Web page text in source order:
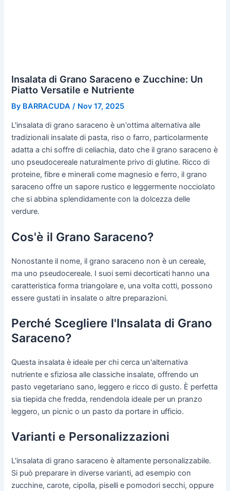
Insalata di Grano Saraceno e Zucchine: Un
Piatto Versatile e Nutriente
By BARRACUDA / Nov 17, 2025
L'insalata di grano saraceno è un'ottima alternativa alle
tradizionali insalate di pasta, riso o farro, particolarmente
adatta a chi soffre di celiachia, dato che il grano saraceno è
uno pseudocereale naturalmente privo di glutine. Ricco di
proteine, fibre e minerali come magnesio e ferro, il grano
saraceno offre un sapore rustico e leggermente nocciolato
che si abbina splendidamente con la dolcezza delle
verdure.
Cos'è il Grano Saraceno?
Nonostante il nome, il grano saraceno non è un cereale,
ma uno pseudocereale. I suoi semi decorticati hanno una
caratteristica forma triangolare e, una volta cotti, possono
essere gustati in insalate o altre preparazioni.
Perché Scegliere l'Insalata di Grano
Saraceno?
Questa insalata è ideale per chi cerca un'alternativa
nutriente e sfiziosa alle classiche insalate, offrendo un
pasto vegetariano sano, leggero e ricco di gusto. È perfetta
sia tiepida che fredda, rendendola ideale per un pranzo
leggero, un picnic o un pasto da portare in ufficio.
Varianti e Personalizzazioni
L'insalata di grano saraceno è altamente personalizzabile.
Si può preparare in diverse varianti, ad esempio con
zucchine, carote, cipolla, piselli e pomodori secchi, oppure